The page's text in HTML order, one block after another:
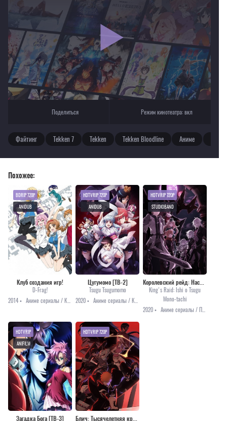
Если видео не работает, обновите страницу или выберите другой плеер!
Для просмотра некоторых аниме необходимо установить VPN
Текущее воспроизведение：Теккен: Родословная
Поделиться Режим кинотеатра:вкл
Файтинг Tekken 7 Tekken Tekken Bloodline Аниме
Похожее:
Клуб создания игр!
D-Frag!
2014 •
BDRIP 720P
ANIDUB
Цугумомо [ТВ-2]
Tsugu Tsugumomo
2020 •
HDTVRIP 720P
ANIDUB
King's Raid: Ishi o Tsugu
Mono-tachi
2020 •
HDTVRIP 720P
STUDIOBAND
Загадка Бога [ТВ-3]
HDTVRIP
ANIFILM
Блич: Тысячелетняя кровавая война [ТВ-2]
HDTVRIP 720P